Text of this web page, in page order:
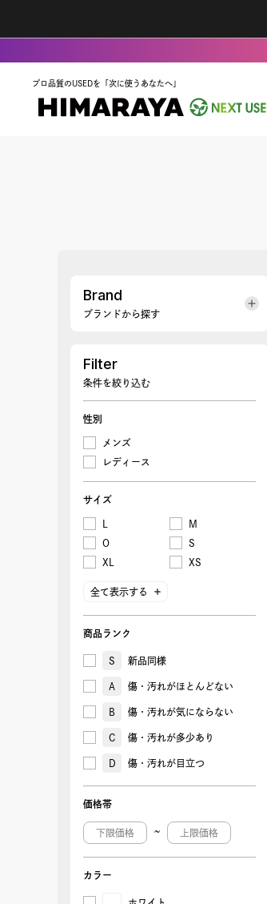
プロ品質のUSEDを「次に使うあなたへ」
Brand
ブランドから探す
Filter
条件を絞り込む
性別
メンズ
レディース
サイズ
M
O
S
XL
XS
全て表示する
商品ランク
S 新品同様
A 傷・汚れがほとんどない
B 傷・汚れが気にならない
C 傷・汚れが多少あり
D 傷・汚れが目立つ
価格帯
~
カラー